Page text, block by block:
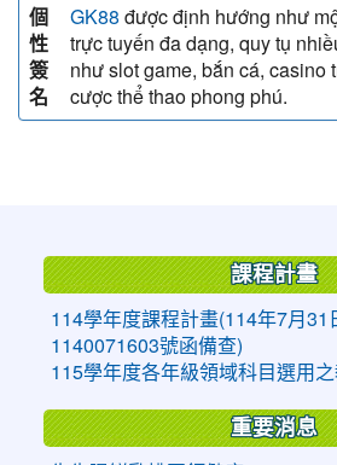
個
性
簽
名
GK88 được định hướng như
trực tuyến đa dạng, quy tụ
như slot game, bắn cá, casino
cược thể thao phong phú.
課程計畫
114學年度課程計畫(114年7月31
1140071603號函備查)
115學年度各年級領域科目選用
重要消息